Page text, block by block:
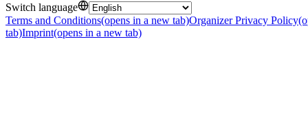
Switch language
Terms and Conditions(opens in a new tab)Organizer Privacy Policy
tab)Imprint(opens in a new tab)